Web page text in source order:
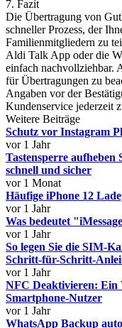
7. Fazit
Die Übertragung von
schneller Prozess, der
Familienmitgliedern zu
Aldi Talk App oder die
einfach nachvollziehbar.
für Übertragungen zu
Angaben vor der
Kundenservice jederzeit
Weitere Beiträge
Schutz vor Instagram
vor 1 Jahr
Tastensperre aufheben
schnell und sicher
vor 1 Monat
Häufige iPhone 12
vor 1 Jahr
Was bedeutet
vor 1 Jahr
So legen Sie die SIM-
Schritt-für-Schritt-
vor 1 Jahr
NFC Deaktivieren: Ein
Smartphone-Nutzer
vor 1 Jahr
WhatsApp Backup